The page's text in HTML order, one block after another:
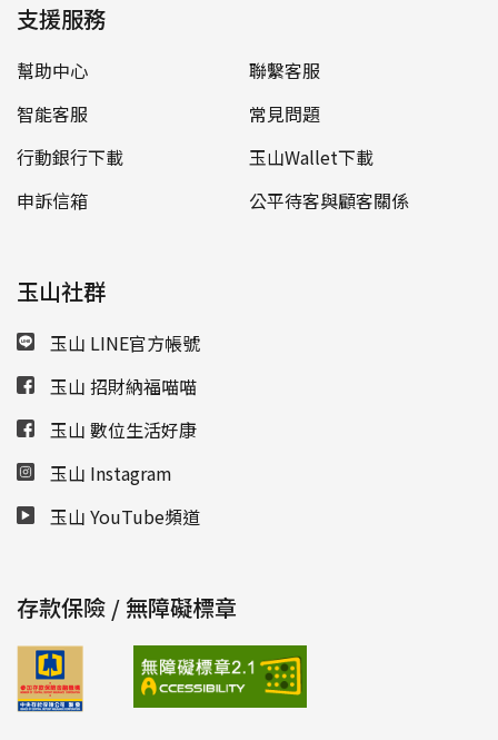
支援服務
幫助中心
聯繫客服
智能客服
常見問題
行動銀行下載
玉山Wallet下載
申訴信箱
公平待客與顧客關係
玉山社群
玉山 LINE官方帳號
玉山 招財納福喵喵
玉山 數位生活好康
玉山 Instagram
玉山 YouTube頻道
存款保險 / 無障礙標章